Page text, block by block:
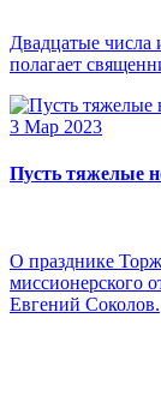
Двадцатые
полагает
3 Мар 2023
Пусть тяжелые
О празднике
миссионерского
Евгений Соколов.